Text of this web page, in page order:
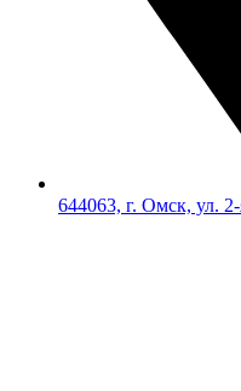
644063, г. Омск, ул. 2-